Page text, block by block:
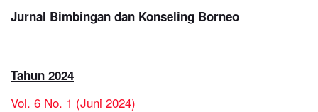
Jurnal Bimbingan dan Konseling Borneo
Tahun 2024
Vol. 6 No. 1 (Juni 2024)